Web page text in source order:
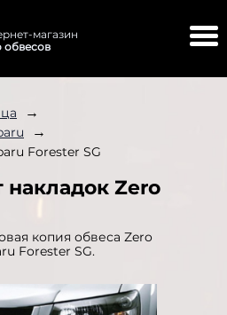
магазин
обвесов
→
→
Forester SG
накладок Zero
копия обвеса Zero
Forester SG.